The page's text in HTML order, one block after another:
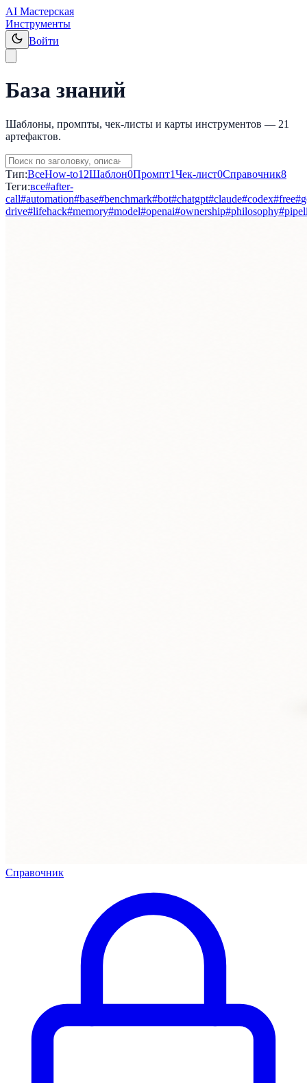
AI Мастерская
Инструменты
Войти
База знаний
Шаблоны, промпты, чек-листы и карты инструментов — 21
артефактов.
Тип:ВсеHow-to12Шаблон0Промпт1Чек-лист0Справочник8
Теги:все#after-
call#automation#base#benchmark#bot#chatgpt#claude#codex#free#
drive#lifehack#memory#model#openai#ownership#philosophy#
Справочник